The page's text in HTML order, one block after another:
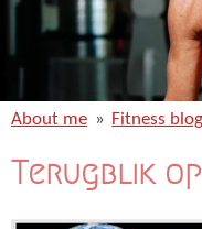
About me » Fitness
Terugblik